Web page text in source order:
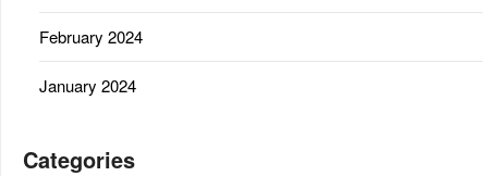
February 2024
January 2024
Categories